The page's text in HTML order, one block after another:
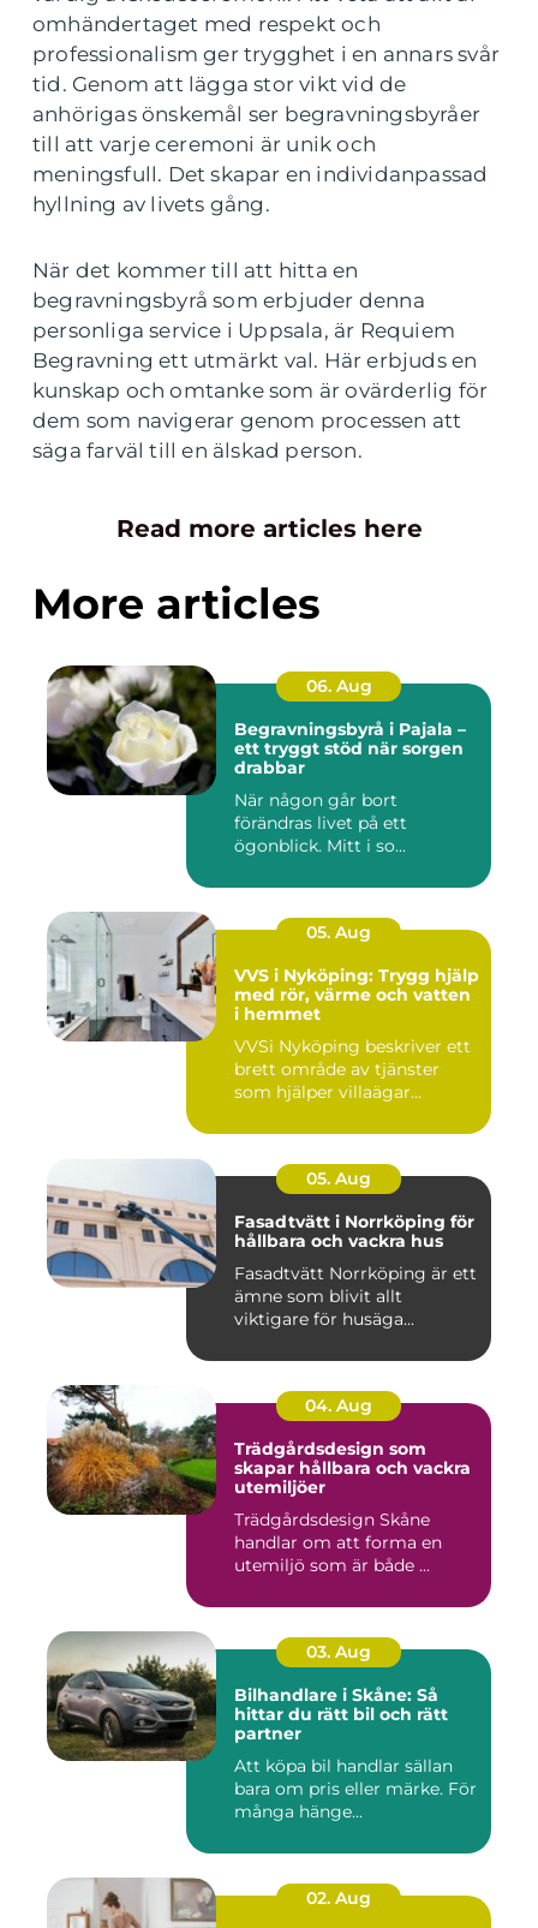
omhändertaget med respekt och
professionalism ger trygghet i en annars svår
tid. Genom att lägga stor vikt vid de
anhörigas önskemål ser begravningsbyråer
till att varje ceremoni är unik och
meningsfull. Det skapar en individanpassad
hyllning av livets gång.
När det kommer till att hitta en
begravningsbyrå som erbjuder denna
personliga service i Uppsala, är Requiem
Begravning ett utmärkt val. Här erbjuds en
kunskap och omtanke som är ovärderlig för
dem som navigerar genom processen att
säga farväl till en älskad person.
Read more articles here
More articles
06. Aug
Begravningsbyrå i Pajala –
ett tryggt stöd när sorgen
drabbar
När någon går bort
förändras livet på ett
ögonblick. Mitt i so...
05. Aug
VVS i Nyköping: Trygg hjälp
med rör, värme och vatten
i hemmet
VVSi Nyköping beskriver ett
brett område av tjänster
som hjälper villaägar...
05. Aug
Fasadtvätt i Norrköping för
hållbara och vackra hus
Fasadtvätt Norrköping är ett
ämne som blivit allt
viktigare för husäga...
04. Aug
Trädgårdsdesign som
skapar hållbara och vackra
utemiljöer
Trädgårdsdesign Skåne
handlar om att forma en
utemiljö som är både ...
03. Aug
Bilhandlare i Skåne: Så
hittar du rätt bil och rätt
partner
Att köpa bil handlar sällan
bara om pris eller märke. För
många hänge...
02. Aug